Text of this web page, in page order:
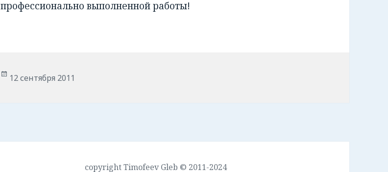
профессионально выполненной работы!
Опубликовано
12 сентября 2011
copyright Timofeev Gleb © 2011-2024